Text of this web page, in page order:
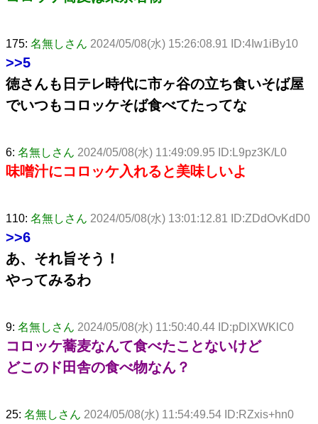
175: 名無しさん 2024/05/08(水) 15:26:08.91 ID:4Iw1iBy10
>>5
徳さんも日テレ時代に市ヶ谷の立ち食いそば屋
でいつもコロッケそば食べてたってな
6: 名無しさん 2024/05/08(水) 11:49:09.95 ID:L9pz3K/L0
味噌汁にコロッケ入れると美味しいよ
110: 名無しさん 2024/05/08(水) 13:01:12.81 ID:ZDdOvKdD0
>>6
あ、それ旨そう！
やってみるわ
9: 名無しさん 2024/05/08(水) 11:50:40.44 ID:pDlXWKlC0
コロッケ蕎麦なんて食べたことないけど
どこのド田舎の食べ物なん？
25: 名無しさん 2024/05/08(水) 11:54:49.54 ID:RZxis+hn0